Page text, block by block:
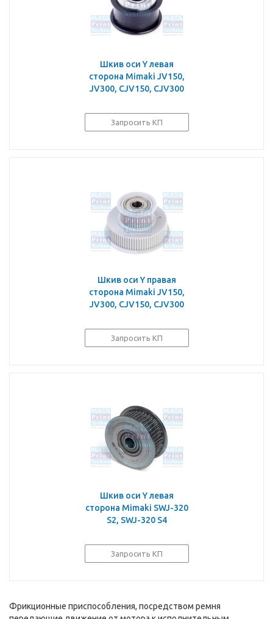
Шкив оси Y левая
сторона Mimaki JV150,
JV300, CJV150, CJV300
Запросить КП
Шкив оси Y правая
сторона Mimaki JV150,
JV300, CJV150, CJV300
Запросить КП
Шкив оси Y левая
сторона Mimaki SWJ-320
S2, SWJ-320 S4
Запросить КП
Фрикционные приспособления, посредством ремня